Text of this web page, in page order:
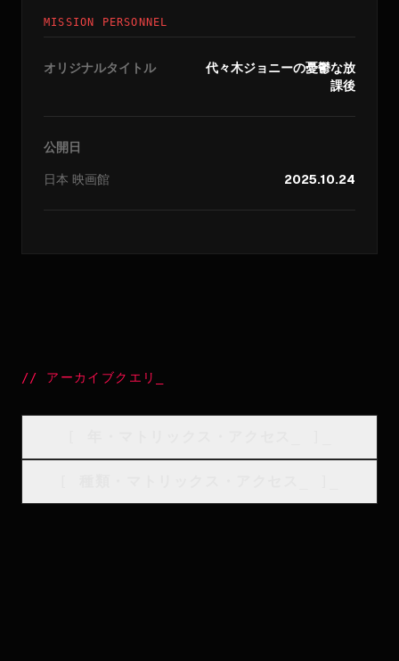
MISSION PERSONNEL
オリジナルタイトル
代々木ジョニーの憂鬱な放
課後
公開日
日本 映画館 2025.10.24
// アーカイブクエリ